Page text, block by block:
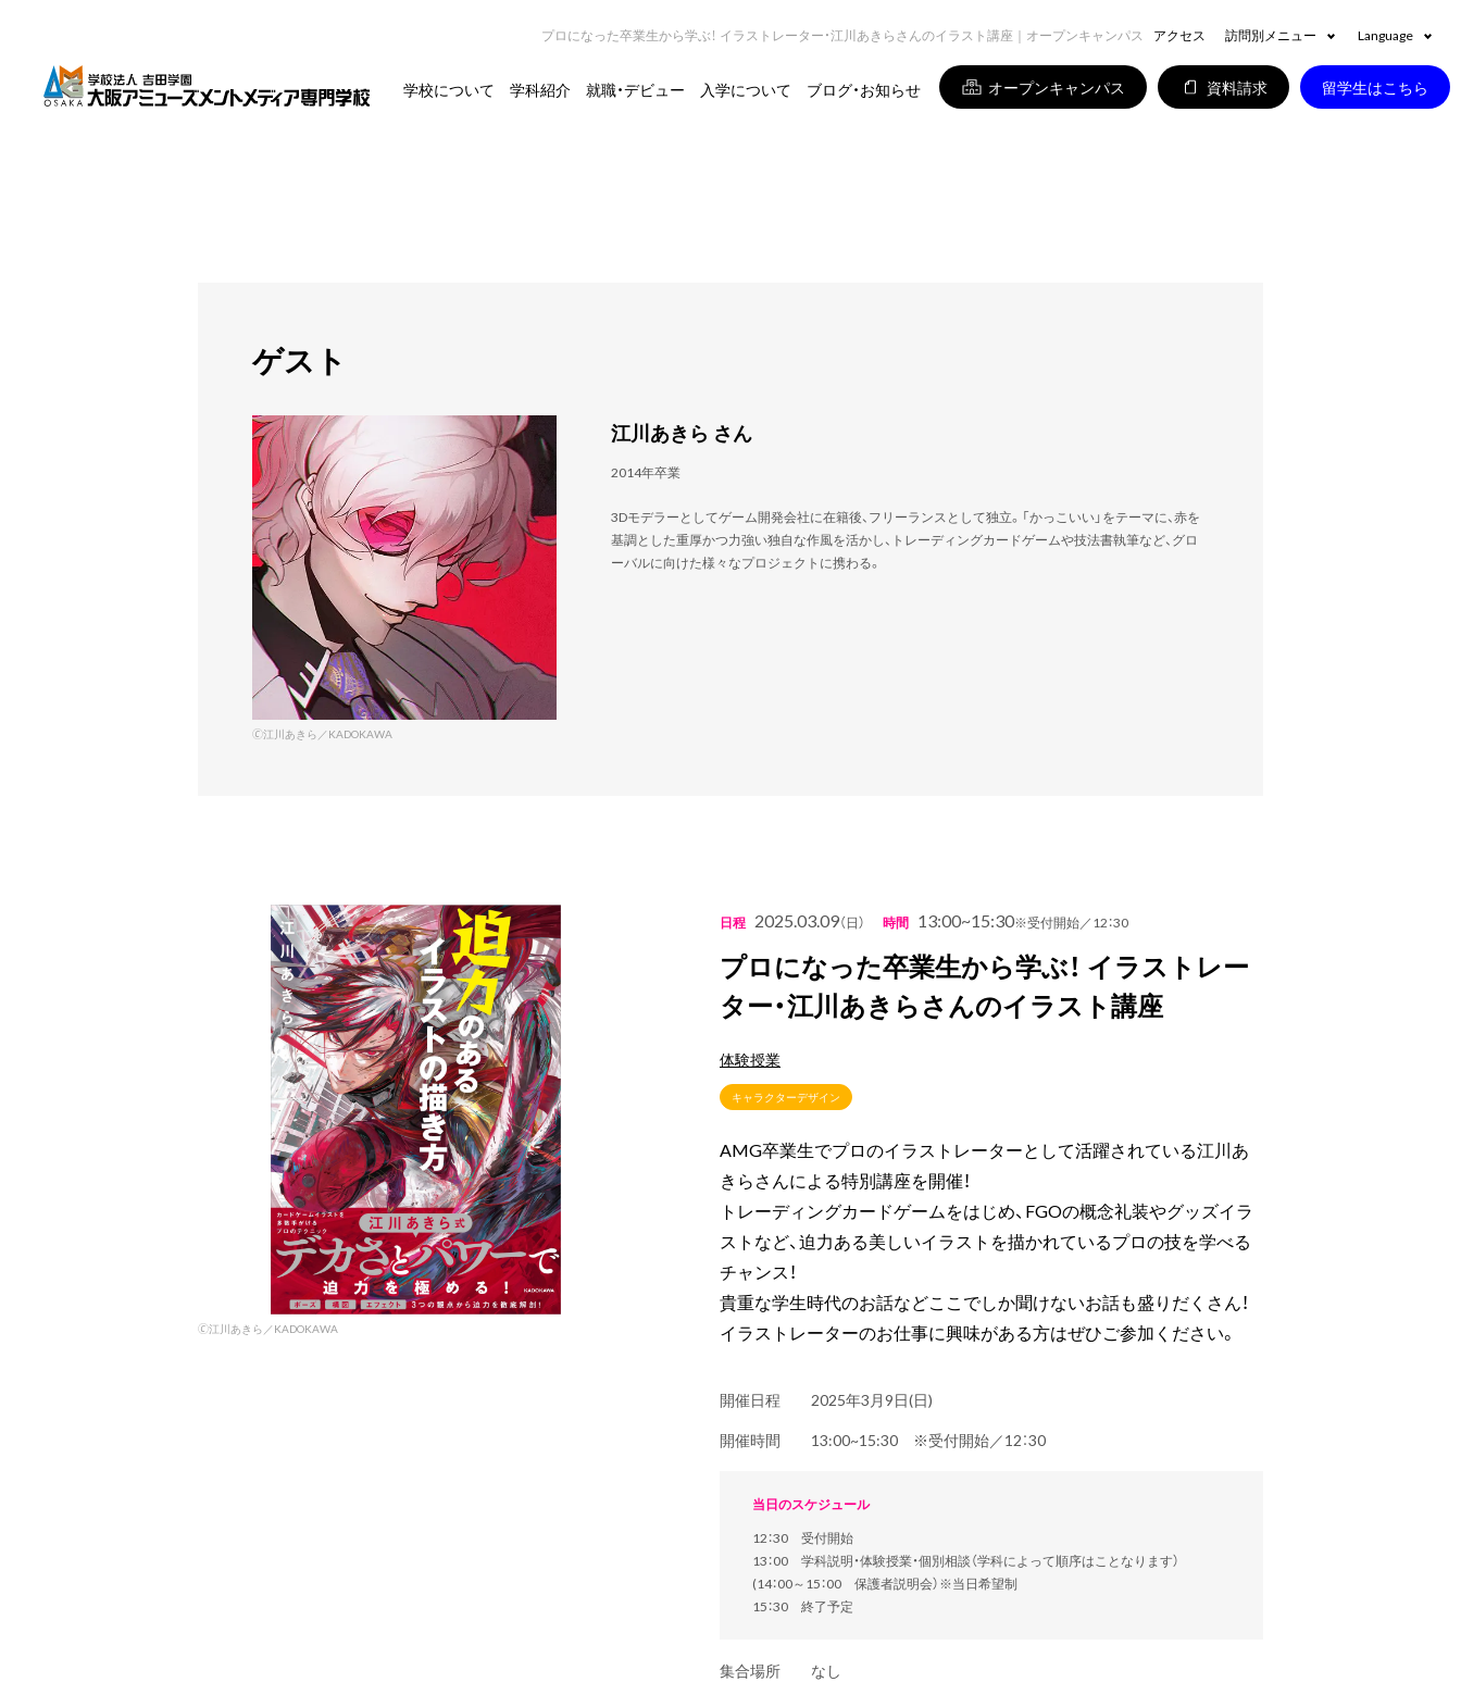
アクセス 訪問別メニュー Language
学校について 学科紹介 就職・デビュー 入学について ブログ・お知らせ オープンキャンパス 資料請求 留学生はこちら
プロになった卒業生から学ぶ！ イラストレーター・江川あきらさんのイラスト講座｜オープンキャンパス
ゲスト
🄫江川あきら／KADOKAWA
江川あきら さん
2014年卒業
3Dモデラーとしてゲーム開発会社に在籍後、フリーランスとして独立。「かっこいい」をテーマに、赤を
基調とした重厚かつ力強い独自な作風を活かし、トレーディングカードゲームや技法書執筆など、グロ
ーバルに向けた様々なプロジェクトに携わる。
🄫江川あきら／KADOKAWA
日程 2025.03.09（日） 時間 13:00~15:30※受付開始／12：30
プロになった卒業生から学ぶ！ イラストレー
ター・江川あきらさんのイラスト講座
体験授業
キャラクターデザイン
AMG卒業生でプロのイラストレーターとして活躍されている江川あ
きらさんによる特別講座を開催！
トレーディングカードゲームをはじめ、FGOの概念礼装やグッズイラ
ストなど、迫力ある美しいイラストを描かれているプロの技を学べる
チャンス！
貴重な学生時代のお話などここでしか聞けないお話も盛りだくさん！
イラストレーターのお仕事に興味がある方はぜひご参加ください。
開催日程
2025年3月9日(日)
開催時間
13:00~15:30 ※受付開始／12：30
当日のスケジュール
12：30 受付開始
13：00 学科説明・体験授業・個別相談（学科によって順序はことなります）
(14：00～15：00 保護者説明会）※当日希望制
15：30 終了予定
集合場所
なし